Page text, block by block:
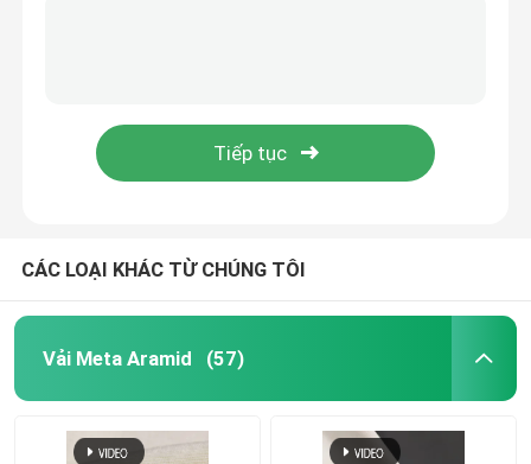
CÁC LOẠI KHÁC TỪ CHÚNG TÔI
Vải Meta Aramid (57)